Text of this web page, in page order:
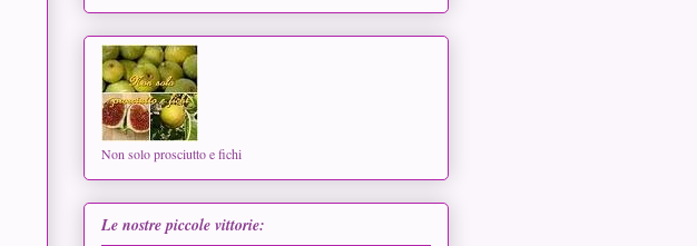
Non solo prosciutto e fichi
Le nostre piccole vittorie: